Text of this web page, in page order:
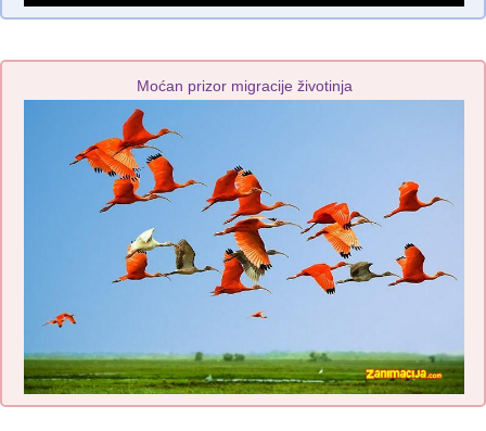
Moćan prizor migracije životinja